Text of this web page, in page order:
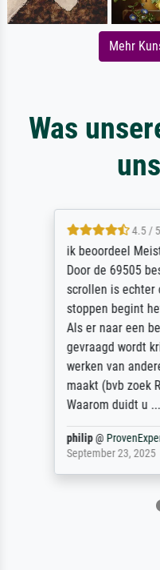
Mehr
Was
4.5 / 5
ik beoordeel
Door de 69505
scrollen is echter
stoppen begint
Als er naar een
gevraagd wordt
werken van
maakt (bvb zoek
Waarom duidt u ...
philip@
September 23, 2025